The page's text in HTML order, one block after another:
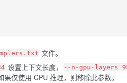
文件。
设置上下文长度， --n-gpu-layers
果仅使用 CPU 推理，则移除此参数。